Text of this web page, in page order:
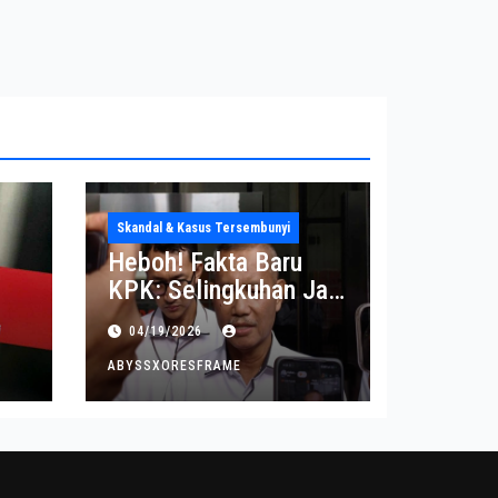
Skandal & Kasus Tersembunyi
Heboh! Fakta Baru
KPK: Selingkuhan Jadi
Tujuan Utama Uang
Korupsi
04/19/2026
ABYSSXORESFRAME